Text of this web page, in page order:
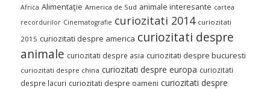
Africa Alimentaţie America de Sud animale interesante cartea
recordurilor Cinematografie curiozitati 2014 curiozitati
2015 curiozitati despre america curiozitati despre
animale curiozitati despre asia curiozitati despre bucuresti
curiozitati despre china curiozitati despre europa curiozitati
despre lacuri curiozitati despre oameni curiozitati despre